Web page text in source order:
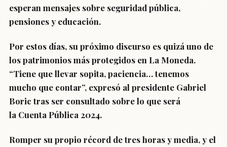
esperan mensajes sobre seguridad pública,
pensiones y educación.
Por estos días, su próximo discurso es quizá uno de
los patrimonios más protegidos en La Moneda.
“Tiene que llevar sopita, paciencia… tenemos
mucho que contar”, expresó al presidente Gabriel
Boric tras ser consultado sobre lo que será
la Cuenta Pública 2024.
Romper su propio récord de tres horas y media, y el